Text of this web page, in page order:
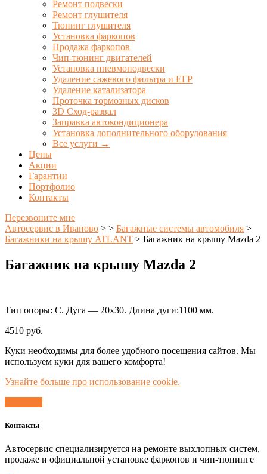
Ремонт подвески
Ремонт глушителя
Тюнинг глушителя
Установка фаркопов
Продажа фаркопов
Чип-тюнинг двигателей
Установка пневмоподвески
Удаление сажевого фильтра и ЕГР
Удаление катализатора
Проточка тормозных дисков
3D Сход-развал
Заправка автокондиционера
Установка дополнительного оборудования
Все услуги →
Цены
Акции
Гарантии
Портфолио
Контакты
Перезвоните мне
Автосервис в Иваново > > Багажные системы автомобиля >
Багажники на крышу ATLANT > Багажник на крышу Mazda 2
Багажник на крышу Mazda 2
Тип опоры: С. Дуга — 20х30. Длина дуги:1100 мм.
4510 руб.
Куки необходимы для более удобного посещения сайтов. Мы
используем куки для вашего комфорта!
Узнайте больше про использование cookie.
Контакты
Автосервис специализируется на ремонте выхлопных систем,
продаже и официальной установке фаркопов и чип-тюнинге